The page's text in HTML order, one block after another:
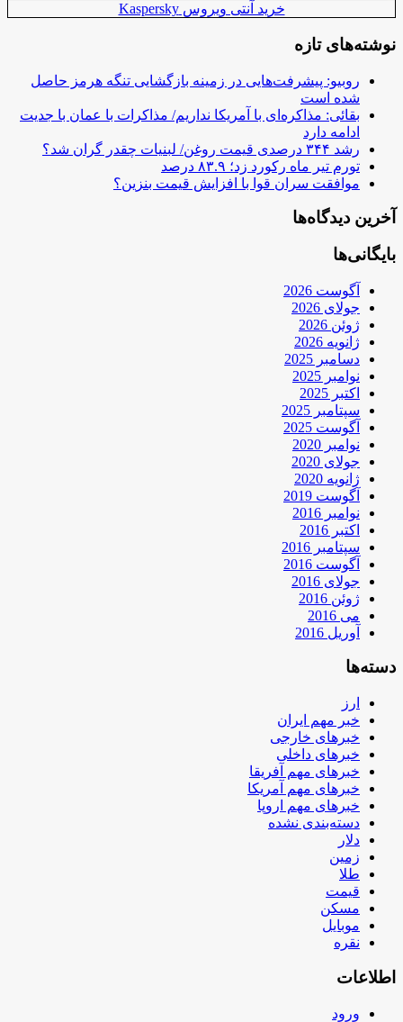
خرید آنتی ویروس Kaspersky
نوشته‌های تازه
روبیو: پیشرفت‌هایی در زمینه بازگشایی تنگه هرمز حاصل
شده است
بقائی: مذاکره‌ای با آمریکا نداریم/ مذاکرات با عمان با جدیت
ادامه دارد
رشد ۳۴۴ درصدی قیمت روغن/ لبنیات چقدر گران شد؟
تورم تیر ماه رکورد زد؛ ۸۳.۹ درصد
موافقت سران قوا با افزایش قیمت بنزین؟
آخرین دیدگاه‌ها
بایگانی‌ها
آگوست 2026
جولای 2026
ژوئن 2026
ژانویه 2026
دسامبر 2025
نوامبر 2025
اکتبر 2025
سپتامبر 2025
آگوست 2025
نوامبر 2020
جولای 2020
ژانویه 2020
آگوست 2019
نوامبر 2016
اکتبر 2016
سپتامبر 2016
آگوست 2016
جولای 2016
ژوئن 2016
می 2016
آوریل 2016
دسته‌ها
ارز
خبر مهم ایران
خبرهای خارجی
خبرهای داخلی
خبرهای مهم آفریقا
خبرهای مهم آمریکا
خبرهای مهم اروپا
دسته‌بندی نشده
دلار
زمین
طلا
قیمت
مسکن
موبایل
نقره
اطلاعات
ورود